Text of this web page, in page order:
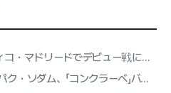
イ・カンインがアトレティコ・マドリードでデビュー戦に出陣！ATEEZのサンが始球式、リセーヌのハーフタイム公演が確定
キム・ミジョ監督・俳優パク・ソダム、「コンクラーベ」バリアフリーバージョンに合流